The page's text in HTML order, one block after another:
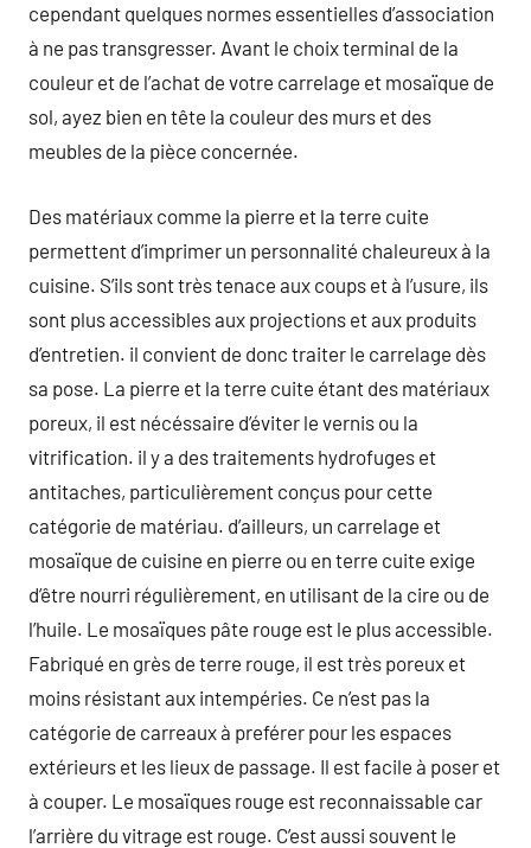
cependant quelques normes essentielles d’association
à ne pas transgresser. Avant le choix terminal de la
couleur et de l’achat de votre carrelage et mosaïque de
sol, ayez bien en tête la couleur des murs et des
meubles de la pièce concernée.
Des matériaux comme la pierre et la terre cuite
permettent d’imprimer un personnalité chaleureux à la
cuisine. S’ils sont très tenace aux coups et à l’usure, ils
sont plus accessibles aux projections et aux produits
d’entretien. il convient de donc traiter le carrelage dès
sa pose. La pierre et la terre cuite étant des matériaux
poreux, il est nécéssaire d’éviter le vernis ou la
vitrification. il y a des traitements hydrofuges et
antitaches, particulièrement conçus pour cette
catégorie de matériau. d’ailleurs, un carrelage et
mosaïque de cuisine en pierre ou en terre cuite exige
d’être nourri régulièrement, en utilisant de la cire ou de
l’huile. Le mosaïques pâte rouge est le plus accessible.
Fabriqué en grès de terre rouge, il est très poreux et
moins résistant aux intempéries. Ce n’est pas la
catégorie de carreaux à preférer pour les espaces
extérieurs et les lieux de passage. Il est facile à poser et
à couper. Le mosaïques rouge est reconnaissable car
l’arrière du vitrage est rouge. C’est aussi souvent le